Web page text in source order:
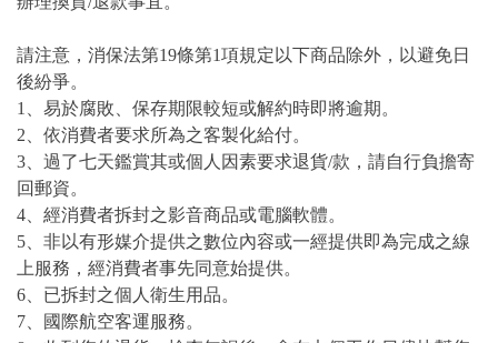
請注意，消保法第19條第1項規定以下商品除外，以避免日
後紛爭。
1、易於腐敗、保存期限較短或解約時即將逾期。
2、依消費者要求所為之客製化給付。
3、過了七天鑑賞其或個人因素要求退貨/款，請自行負擔寄
回郵資。
4、經消費者拆封之影音商品或電腦軟體。
5、非以有形媒介提供之數位內容或一經提供即為完成之線
上服務，經消費者事先同意始提供。
6、已拆封之個人衛生用品。
7、國際航空客運服務。